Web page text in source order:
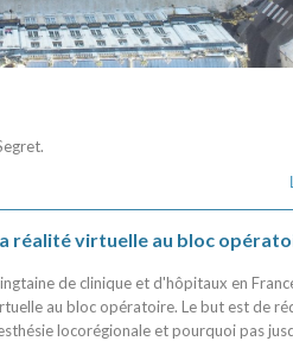
réalité virtuelle au bloc
de clinique et d'hôpitaux en
au bloc opératoire. Le but est de
locorégionale et pourquoi pas